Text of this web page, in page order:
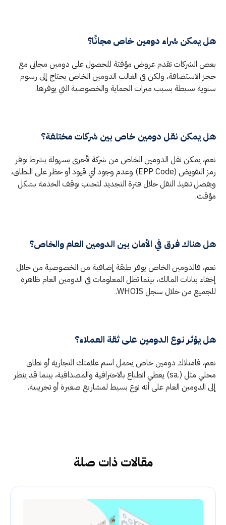
هل يمكن شراء دومين خاص مجانًا؟
بعض الشركات تقدم عروض مؤقتة للحصول على دومين مجاني مع
حجز الاستضافة، ولكن في الغالب الدومين الخاص يحتاج إلى رسوم
سنوية بسيطة بسبب ميزات الحماية والخصوصية التي يوفرها.
هل يمكن نقل دومين خاص بين شركات مختلفة؟
نعم، يمكن نقل الدومين الخاص من شركة لأخرى بسهولة بشرط توفر
رمز التفويض (EPP Code) وعدم وجود أي قيود أو حظر على النطاق،
ويفضل تنفيذ النقل خلال فترة التجديد لتجنب توقف الخدمة بشكل
مؤقت.
هل هناك فرق في الأمان بين الدومين العام والخاص؟
نعم، فالدومين الخاص يوفر طبقة إضافية من الخصوصية من خلال
إخفاء بيانات المالك، بينما تظل المعلومات في الدومين العام ظاهرة
للجميع من خلال سجل WHOIS.
هل يؤثر نوع الدومين على ثقة العملاء؟
نعم، فامتلاك دومين خاص يحمل اسم علامتك التجارية أو نطاق
محلي مثل (.sa) يعطي انطباع بالاحترافية والمصداقية، بينما قد ينظر
إلى الدومين العام على أنه نوع بسيط لمشاريع صغيرة أو تجريبية.
مقالات ذات صلة